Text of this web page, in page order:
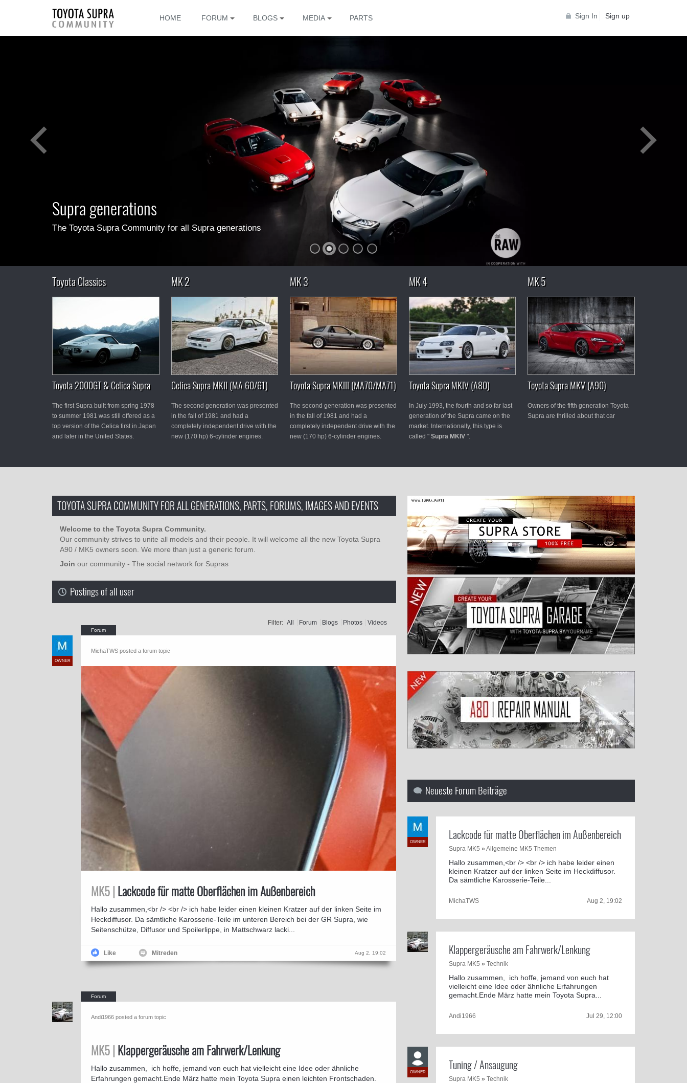
Sign In Sign up
HOME FORUM BLOGS MEDIA PARTS
Supra generations
The Toyota Supra Community for all Supra generations
Toyota Classics
Toyota 2000GT & Celica Supra
The first Supra built from spring 1978
to summer 1981 was still offered as a
top version of the Celica first in Japan
and later in the United States.
MK 2
Celica Supra MKII (MA 60/61)
The second generation was presented
in the fall of 1981 and had a
completely independent drive with the
new (170 hp) 6-cylinder engines.
MK 3
Toyota Supra MKIII (MA70/MA71)
The second generation was presented
in the fall of 1981 and had a
completely independent drive with the
new (170 hp) 6-cylinder engines.
MK 4
Toyota Supra MKIV (A80)
In July 1993, the fourth and so far last
generation of the Supra came on the
market. Internationally, this type is
called "Supra MKIV ".
MK 5
Toyota Supra MKV (A90)
Owners of the fifth generation Toyota
Supra are thrilled about that car
TOYOTA SUPRA COMMUNITY FOR ALL GENERATIONS, PARTS, FORUMS, IMAGES AND EVENTS
Welcome to the Toyota Supra Community.
Our community strives to unite all models and their people. It will welcome all the new Toyota Supra
A90 / MK5 owners soon. We more than just a generic forum.
Join our community - The social network for Supras
Postings of all user
Filter: All Forum Blogs Photos Videos
OWNER
MichaTWS posted a forum topic
MK5 | Lackcode für matte Oberflächen im Außenbereich
Hallo zusammen,<br /> <br /> ich habe leider einen kleinen Kratzer auf der linken Seite im
Heckdiffusor. Da sämtliche Karosserie-Teile im unteren Bereich bei der GR Supra, wie
Seitenschütze, Diffusor und Spoilerlippe, in Mattschwarz lacki...
Aug 2, 19:02
Like Mitreden
Andi1966 posted a forum topic
MK5 | Klappergeräusche am Fahrwerk/Lenkung
Hallo zusammen, ich hoffe, jemand von euch hat vielleicht eine Idee oder ähnliche
Erfahrungen gemacht.Ende März hatte mein Toyota Supra einen leichten Frontschaden.
Neueste Forum Beiträge
OWNER Lackcode für matte Oberflächen im Außenbereich
Supra MK5 »Allgemeine MK5 Themen
Hallo zusammen,<br /> <br /> ich habe leider einen
kleinen Kratzer auf der linken Seite im Heckdiffusor.
Da sämtliche Karosserie-Teile...
MichaTWS Aug 2, 19:02
Klappergeräusche am Fahrwerk/Lenkung
Supra MK5 »Technik
Hallo zusammen, ich hoffe, jemand von euch hat
vielleicht eine Idee oder ähnliche Erfahrungen
gemacht.Ende März hatte mein Toyota Supra...
Andi1966 Jul 29, 12:00
OWNER Tuning / Ansaugung
Supra MK5 »Technik